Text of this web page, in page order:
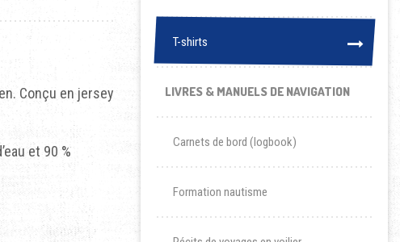
Conçu en jersey
et 90 %
T-shirts
T-shirts
LIVRES & MANUELS DE NAVIGATION
Carnets de bord (logbook)
Formation nautisme